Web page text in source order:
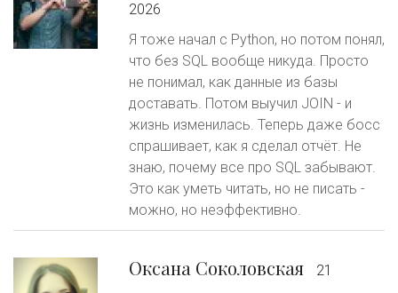
2026
Я тоже начал с Python, но потом понял,
что без SQL вообще никуда. Просто
не понимал, как данные из базы
доставать. Потом выучил JOIN - и
жизнь изменилась. Теперь даже босс
спрашивает, как я сделал отчёт. Не
знаю, почему все про SQL забывают.
Это как уметь читать, но не писать -
можно, но неэффективно.
Оксана Соколовская
21